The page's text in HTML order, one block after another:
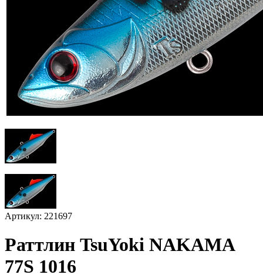
Артикул: 221697
Раттлин TsuYoki NAKAMA
77S 1016